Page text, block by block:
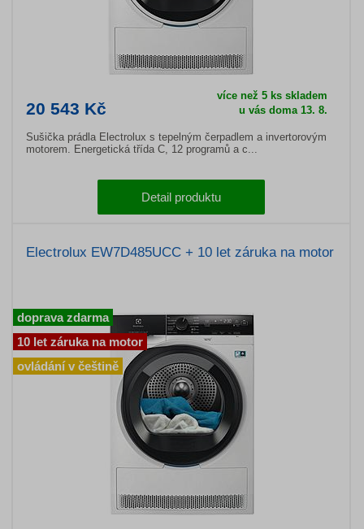
20 543 Kč
více než 5 ks skladem
u vás doma 13. 8.
Sušička prádla Electrolux s tepelným čerpadlem a invertorovým
motorem. Energetická třída C, 12 programů a c...
Detail produktu
Electrolux EW7D485UCC + 10 let záruka na motor
doprava zdarma
10 let záruka na motor
ovládání v češtině